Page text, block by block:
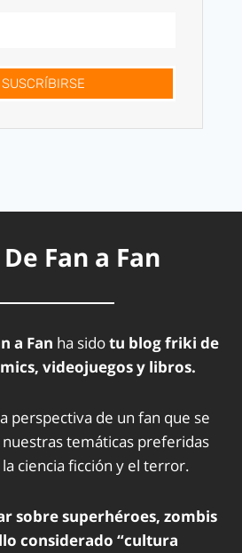
SUSCRÍBIRSE
Fan a Fan
a Fan ha sidotu blog friki de
videojuegos y libros.
perspectiva de un fan que se
temáticas preferidas
ciencia ficción y el terror.
sobre superhéroes, zombis
considerado “cultura